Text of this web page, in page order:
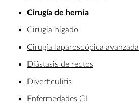
Cirugía de hernia
Cirugía hígado
Cirugía laparoscópica avanzada
Diástasis de rectos
Diverticulitis
Enfermedades GI